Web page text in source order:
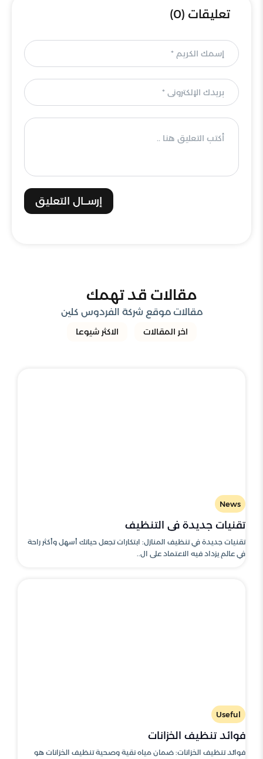
تعليقات (0)
إرســال التعليق
مقالات قد تهمك
مقالات موقع شركة الفردوس كلين
اخر المقالات الاكثر شيوعا
News
تقنيات جديدة في التنظيف
تقنيات جديدة في تنظيف المنازل: ابتكارات تجعل حياتك أسهل وأكثر راحة
في عالم يزداد فيه الاعتماد على ال..
Useful
فوائد تنظيف الخزانات
فوائد تنظيف الخزانات: ضمان مياه نقية وصحية تنظيف الخزانات هو